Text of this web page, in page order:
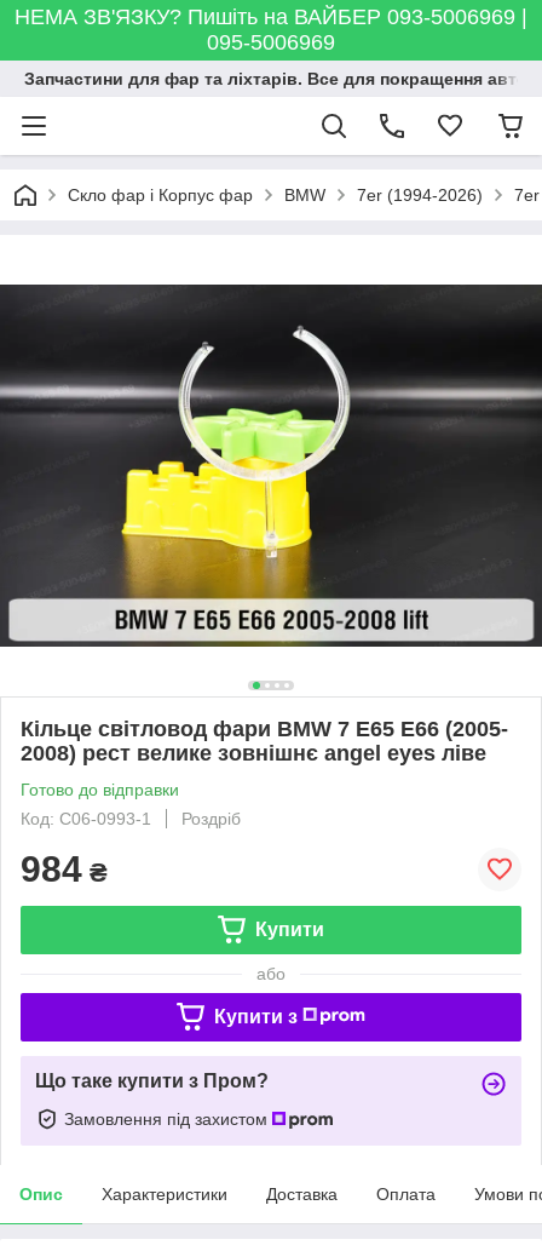
НЕМА ЗВ'ЯЗКУ? Пишіть на ВАЙБЕР 093-5006969 |
095-5006969
Запчастини для фар та ліхтарів. Все для покращення
Скло фар і Корпус фар BMW 7er (1994-2026) 7er
Кільце світловод фари BMW 7 E65 E66 (2005-
2008) рест велике зовнішнє angel eyes ліве
Готово до відправки
Код: C06-0993-1
Роздріб
984 ₴
Купити
або
Купити з
Що таке купити з Пром?
Замовлення під захистом
Опис Характеристики Доставка Оплата Умови